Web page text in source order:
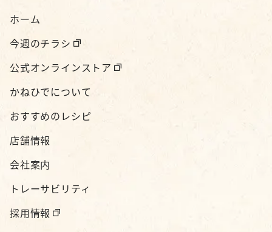
ホーム
今週のチラシ
公式オンラインストア
かねひでについて
おすすめのレシピ
店舗情報
会社案内
トレーサビリティ
採用情報